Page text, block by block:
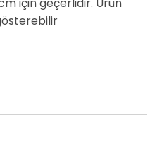
için geçerlidir. Ürün